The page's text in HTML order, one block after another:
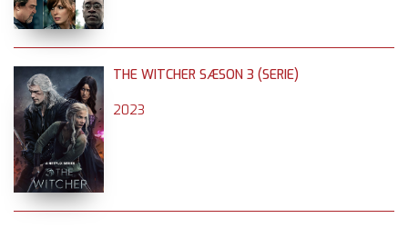
THE WITCHER SÆSON 3 (SERIE)
2023